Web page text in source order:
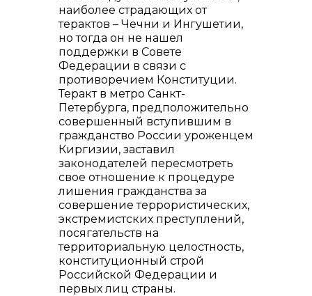
наиболее страдающих от
терактов – Чечни и Ингушетии,
но тогда он не нашел
поддержки в Совете
Федерации в связи с
противоречием Конституции.
Теракт в метро Санкт-
Петербурга, предположительно
совершенный вступившим в
гражданство России уроженцем
Киргизии, заставил
законодателей пересмотреть
свое отношение к процедуре
лишения гражданства за
совершение террористических,
экстремистских преступлений,
посягательств на
территориальную целостность,
конституционный строй
Российской Федерации и
первых лиц страны.